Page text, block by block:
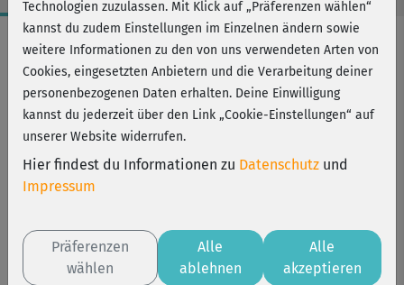
Workout-Facts
leicht
8 Min
7 kcal
Matte oder Sitzkissen
Figur-Yoga
7 Minutes
Tai Chi & QiGong
Technologien zuzulassen. Mit Klick auf „Präferenzen wählen“
kannst du zudem Einstellungen im Einzelnen ändern sowie
weitere Informationen zu den von uns verwendeten Arten von
Cookies, eingesetzten Anbietern und die Verarbeitung deiner
personenbezogenen Daten erhalten. Deine Einwilligung
kannst du jederzeit über den Link „Cookie-Einstellungen“ auf
unserer Website widerrufen.
Hier findest du Informationen zu Datenschutz und
Impressum
Präferenzen
wählen
Alle
ablehnen
Alle
akzeptieren